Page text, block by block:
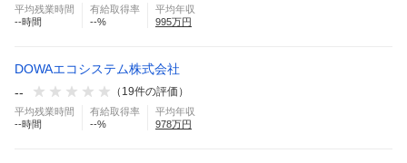
平均残業時間
--時間
有給取得率
--%
平均年収
995万円
DOWAエコシステム株式会社
--
（ 19件の評価）
平均残業時間
--時間
有給取得率
--%
平均年収
978万円